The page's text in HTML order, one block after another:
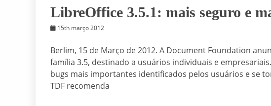
LibreOffice 3.5.1: mais seguro e
15th março 2012
Berlim, 15 de Março de 2012. A Document Foundation
família 3.5, destinado a usuários individuais e
bugs mais importantes identificados pelos usuários e se
TDF recomenda